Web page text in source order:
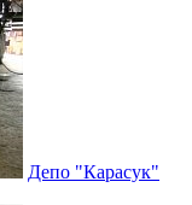
Депо "Карасук"